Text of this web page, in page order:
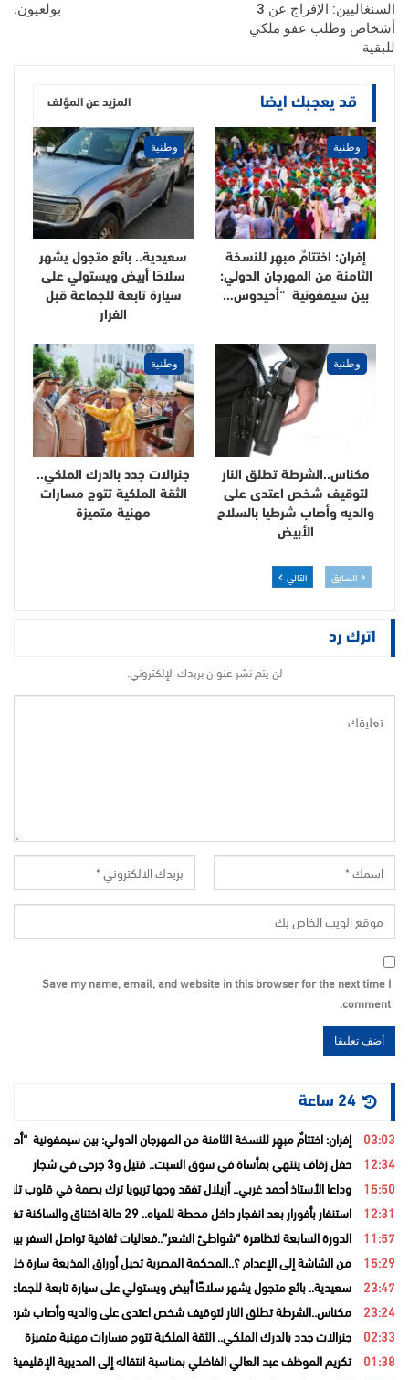
السنغاليين: الإفراج عن 3
أشخاص وطلب عفو ملكي
للبقية
بولعيون.
قد يعجبك ايضا المزيد عن المؤلف
وطنية
إفران: اختتامٌ مبهِر للنسخة
الثامنة من المهرجان الدولي:
بين سيمفونية “أحيدوس…
وطنية
سعيدية.. بائع متجول يشهر
سلاحًا أبيض ويستولي على
سيارة تابعة للجماعة قبل
الفرار
وطنية
مكناس..الشرطة تطلق النار
لتوقيف شخص اعتدى على
والديه وأصاب شرطيا بالسلاح
الأبيض
وطنية
جنرالات جدد بالدرك الملكي..
الثقة الملكية تتوج مسارات
مهنية متميزة
السابق التالي
اترك رد
لن يتم نشر عنوان بريدك الإلكتروني.
Save my name, email, and website in this browser for the next time I
comment.
03:03 إفران: اختتامٌ مبهِر للنسخة الثامنة من المهرجان الدولي: بين سيمفونية
12:34 حفل زفاف ينتهي بمأساة في سوق السبت.. قتيل و3 جرحى في شجار
15:50 وداعا الأستاذ أحمد غربي.. أزيلال تفقد وجها تربويا ترك بصمة في قلوب
12:31 استنفار بأفورار بعد انفجار داخل محطة للمياه.. 29 حالة اختناق والساكنة تغادر منازلها خوفاً من الغاز
11:57 الدورة السابعة لتظاهرة “شواطئ الشعر”..فعاليات ثقافية تواصل السفر بين
15:29 من الشاشة إلى الإعدام ؟..المحكمة المصرية تحيل أوراق المذيعة سارة
23:47 سعيدية.. بائع متجول يشهر سلاحًا أبيض ويستولي على سيارة تابعة للجماعة
23:24 مكناس..الشرطة تطلق النار لتوقيف شخص اعتدى على والديه وأصاب شرطيا
02:33 جنرالات جدد بالدرك الملكي.. الثقة الملكية تتوج مسارات مهنية متميزة
01:38 تكريم الموظف عبد العالي الفاضلي بمناسبة انتقاله إلى المديرية الإقليمية